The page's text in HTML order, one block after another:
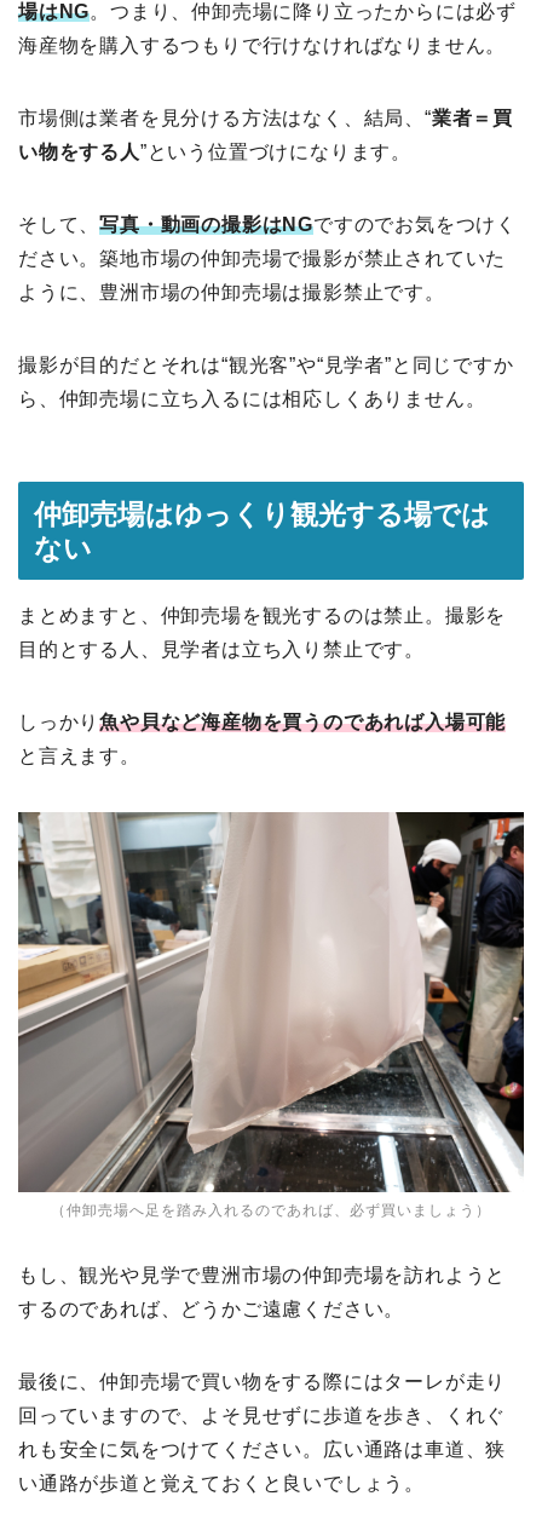
場はNG。つまり、仲卸売場に降り立ったからには必ず
海産物を購入するつもりで行けなければなりません。
市場側は業者を見分ける方法はなく、結局、“業者＝買
い物をする人”という位置づけになります。
そして、写真・動画の撮影はNGですのでお気をつけく
ださい。築地市場の仲卸売場で撮影が禁止されていた
ように、豊洲市場の仲卸売場は撮影禁止です。
撮影が目的だとそれは“観光客”や“見学者”と同じですか
ら、仲卸売場に立ち入るには相応しくありません。
仲卸売場はゆっくり観光する場では
ない
まとめますと、仲卸売場を観光するのは禁止。撮影を
目的とする人、見学者は立ち入り禁止です。
しっかり魚や貝など海産物を買うのであれば入場可能
と言えます。
（仲卸売場へ足を踏み入れるのであれば、必ず買いましょう）
もし、観光や見学で豊洲市場の仲卸売場を訪れようと
するのであれば、どうかご遠慮ください。
最後に、仲卸売場で買い物をする際にはターレが走り
回っていますので、よそ見せずに歩道を歩き、くれぐ
れも安全に気をつけてください。広い通路は車道、狭
い通路が歩道と覚えておくと良いでしょう。